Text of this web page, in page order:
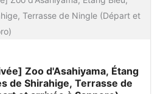
Zoo d'Asahiyama, Étang
de Shirahige, Terrasse de